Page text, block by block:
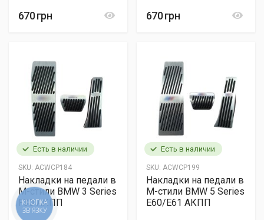
670 грн 670 грн
Есть в наличии
SKU: ACWCP184
Накладки на педали в
M-стили BMW 3 Series
F30 АКПП
Есть в наличии
SKU: ACWCP199
Накладки на педали в
M-стили BMW 5 Series
E60/E61 АКПП